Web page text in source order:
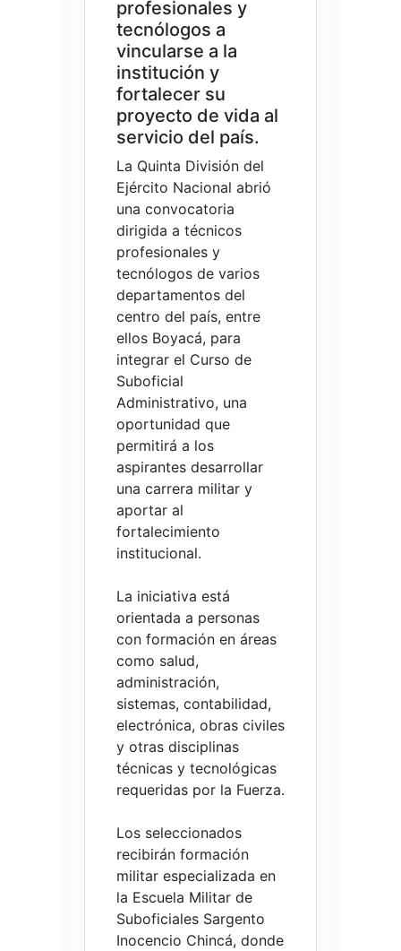
profesionales y
tecnólogos a
vincularse a la
institución y
fortalecer su
proyecto de vida al
servicio del país.
La Quinta División del
Ejército Nacional abrió
una convocatoria
dirigida a técnicos
profesionales y
tecnólogos de varios
departamentos del
centro del país, entre
ellos Boyacá, para
integrar el Curso de
Suboficial
Administrativo, una
oportunidad que
permitirá a los
aspirantes desarrollar
una carrera militar y
aportar al
fortalecimiento
institucional.
La iniciativa está
orientada a personas
con formación en áreas
como salud,
administración,
sistemas, contabilidad,
electrónica, obras civiles
y otras disciplinas
técnicas y tecnológicas
requeridas por la Fuerza.
Los seleccionados
recibirán formación
militar especializada en
la Escuela Militar de
Suboficiales Sargento
Inocencio Chincá, donde